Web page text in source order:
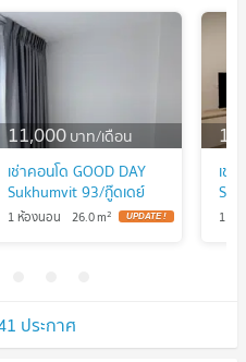
ประกาศ
11,000บาท/เดือน
เช่าคอนโด GOOD DAY
Sukhumvit 93/กู๊ดเดย์
สุขุมวิท 93 (M6907038)
1 ห้องนอน 26.0m2
เช่
สุขุ
1 ห้